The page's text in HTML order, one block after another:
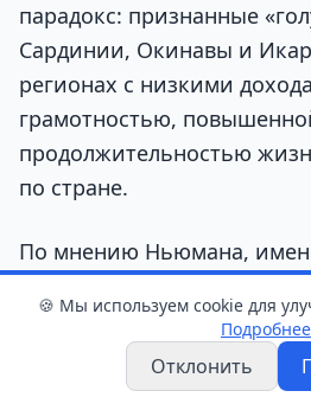
парадокс: признанные
Сардинии, Окинавы и
регионах с низкими
грамотностью,
продолжительностью
по стране.
По мнению Ньюмана,
документах могли
необычайного долголетия.
🍪 Мы используем cookie для
Подробнее
Отклонить